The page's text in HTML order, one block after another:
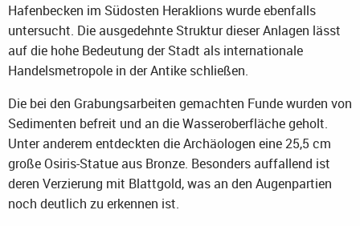
Hafenbecken im Südosten Heraklions wurde ebenfalls
untersucht. Die ausgedehnte Struktur dieser Anlagen lässt
auf die hohe Bedeutung der Stadt als internationale
Handelsmetropole in der Antike schließen.
Die bei den Grabungsarbeiten gemachten Funde wurden von
Sedimenten befreit und an die Wasseroberfläche geholt.
Unter anderem entdeckten die Archäologen eine 25,5 cm
große Osiris-Statue aus Bronze. Besonders auffallend ist
deren Verzierung mit Blattgold, was an den Augenpartien
noch deutlich zu erkennen ist.